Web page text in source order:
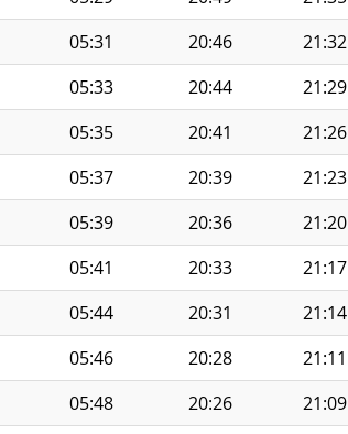
05:31 20:46 21:32
05:33 20:44 21:29
05:35 20:41 21:26
05:37 20:39 21:23
05:39 20:36 21:20
05:41 20:33 21:17
05:44 20:31 21:14
05:46 20:28 21:11
05:48 20:26 21:09